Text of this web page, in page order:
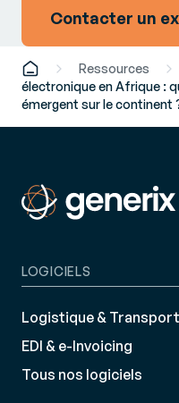
Contacter un
Ressources
électronique en Afrique :
émergent sur le continent
LOGICIELS
Logistique & Transport
EDI & e-Invoicing
Tous nos logiciels